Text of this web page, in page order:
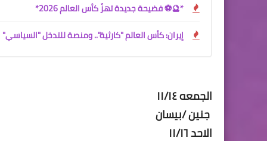
*🔮⚽ فضيحة جديدة تهزّ كأس العالم 2026*
إيران: كأس العالم "كارثية".. ومنصة للتدخل "السياسي"
الجمعه ١١/١٤
جنين /بيسان
الاحد ١١/١٦